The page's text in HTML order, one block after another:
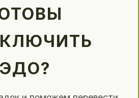
ЭДО?